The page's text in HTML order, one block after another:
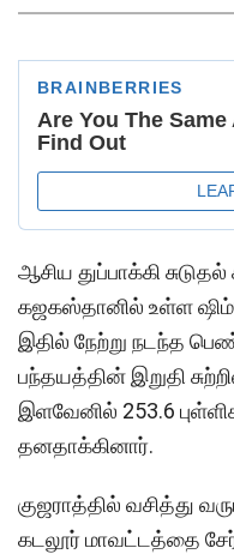
ஆசிய துப்பாக்கி
கஜகஸ்தானில் உள்ள
இதில் நேற்று நடந்த
பந்தயத்தின் இறுதி
இளவேனில் 253.6
தனதாக்கினார்.
குஜராத்தில் வசித்து
கடலூர் மாவட்டத்தை